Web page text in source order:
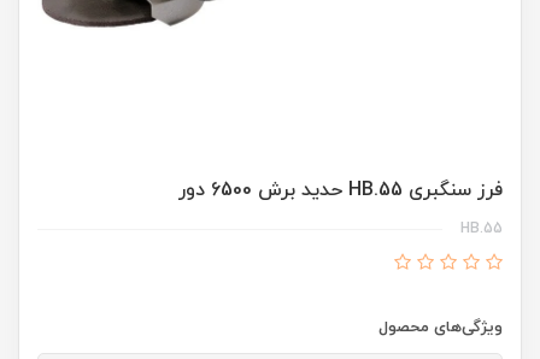
فرز سنگبری HB.55 حدید برش 6500 دور
HB.55
ویژگی‌های محصول